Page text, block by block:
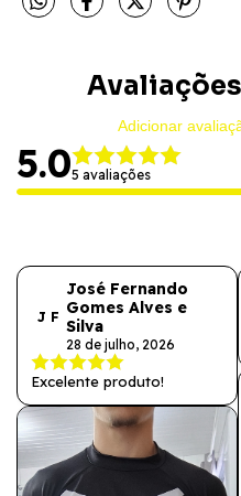
Adicionar
5.05 avaliações
J F
José Fernando
Gomes Alves e
Silva
28 de julho, 2026
Excelente produto!